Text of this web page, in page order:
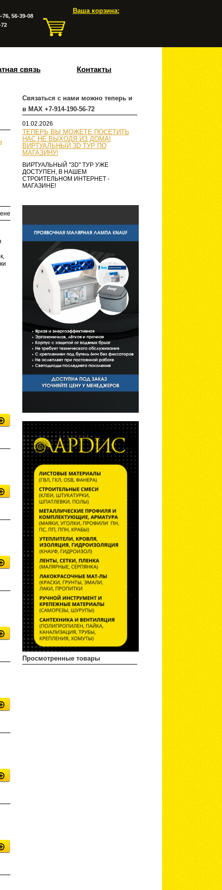
Ваша корзина:
76, 56-39-08
связь Контакты
Связаться с нами можно теперь и
в MAX +7-914-190-56-72
01.02.2026
ТЕПЕРЬ ВЫ МОЖЕТЕ ПОСЕТИТЬ
НАС НЕ ВЫХОДЯ ИЗ ДОМА!
ВИРТУАЛЬНЫЙ 3D ТУР ПО
МАГАЗИНУ!
ВИРТУАЛЬНЫЙ "3D" ТУР УЖЕ
ДОСТУПЕН, В НАШЕМ
СТРОИТЕЛЬНОМ ИНТЕРНЕТ -
МАГАЗИНЕ!
Просмотренные товары